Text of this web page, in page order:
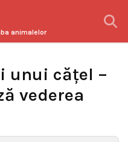
animalelor
unui căţel –
vederea